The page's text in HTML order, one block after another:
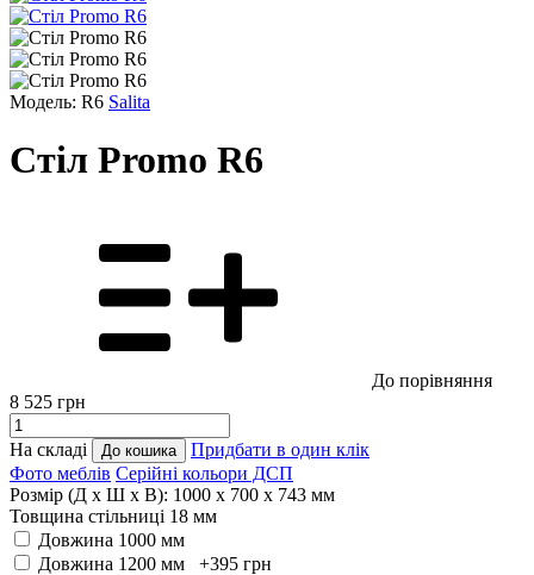
Модель: R6 Salita
Стіл Promo R6
До порівняння
8 525 грн
На складі До кошика
Придбати в один клік
Фото меблів Серійні кольори ДСП
Розмір (Д x Ш x В): 1000 x 700 x 743 мм
Товщина стільниці 18 мм
Довжина 1000 мм
Довжина 1200 мм +395 грн